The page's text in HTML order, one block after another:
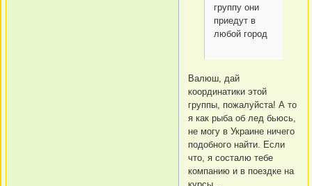
группу они
приедут в
любой город
Валюш, дай
координатики этой
группы, пожалуйста! А то
я как рыба об лед бьюсь,
не могу в Украине ничего
подобного найти. Если
что, я состалю тебе
компанию и в поездке на